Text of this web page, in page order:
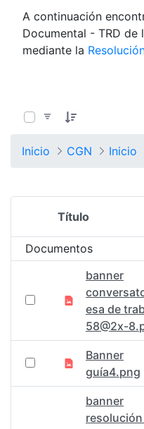
A continuación
Documental - TRD de
mediante la
Inicio CGN Inicio
Selección del
Título
Documentos
banner
esa de
58@2x-
Banner
guía4.png
banner
resolución